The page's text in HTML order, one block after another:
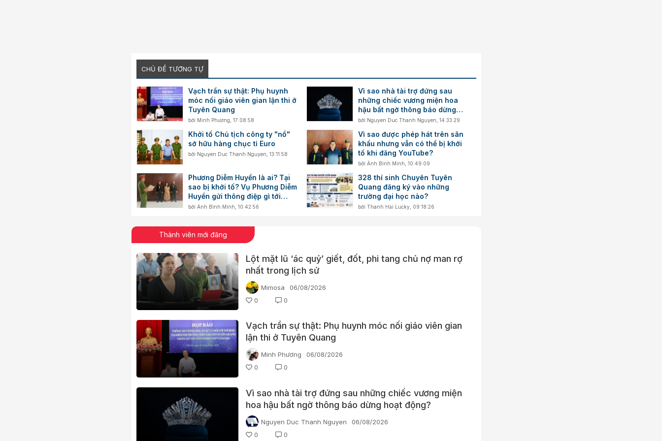
CHỦ ĐỀ TƯƠNG TỰ
Vạch trần sự thật: Phụ huynh
móc nối giáo viên gian lận thi ở
Tuyên Quang
bởi Minh Phương 17:08:58
Vì sao nhà tài trợ đứng sau
những chiếc vương miện hoa
hậu bất ngờ thông báo dừng
hoạt động?
bởi Nguyen Duc Thanh Nguyen 14:33:29
Khởi tố Chủ tịch công ty "nổ"
sở hữu hàng chục tỉ Euro
bởi Nguyen Duc Thanh Nguyen 13:11:58
Vì sao được phép hát trên sân
khấu nhưng vẫn có thể bị khởi
tố khi đăng YouTube?
bởi Ánh Bình Minh 10:49:09
Phương Diễm Huyền là ai? Tại
sao bị khởi tố? Vụ Phương Diễm
Huyền gửi thông điệp gì tới
hàng nghìn YouTuber Việt
bởi Ánh Bình Minh 10:42:56
328 thí sinh Chuyên Tuyên
Quang đăng ký vào những
trường đại học nào?
bởi Thanh Hải Lucky 09:18:26
Thành viên mới đăng
Lột mặt lũ ‘ác quỷ’ giết, đốt, phi tang chủ nợ man rợ
nhất trong lịch sử
Mimosa
06/08/2026
0
0
Vạch trần sự thật: Phụ huynh móc nối giáo viên gian
lận thi ở Tuyên Quang
Minh Phương
06/08/2026
0
0
Vì sao nhà tài trợ đứng sau những chiếc vương miện
hoa hậu bất ngờ thông báo dừng hoạt động?
Nguyen Duc Thanh Nguyen
06/08/2026
0
0